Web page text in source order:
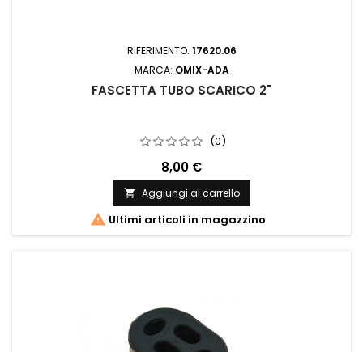
RIFERIMENTO: 17620.06
MARCA: OMIX-ADA
FASCETTA TUBO SCARICO 2"
(0)
8,00 €
 Aggiungi al carrello
 Ultimi articoli in magazzino